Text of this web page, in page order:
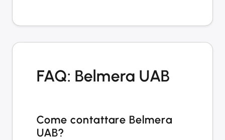
FAQ: Belmera UAB
Come contattare Belmera
UAB?